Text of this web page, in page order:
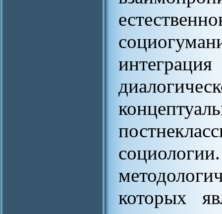
которых